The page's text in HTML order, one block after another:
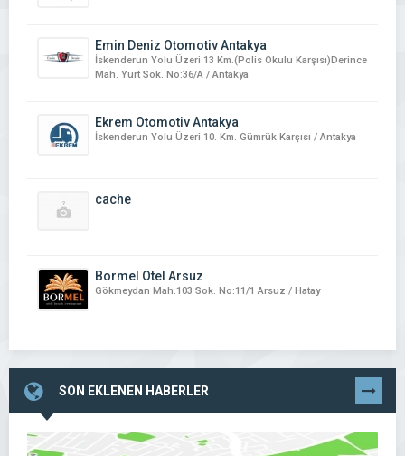
Emin Deniz Otomotiv Antakya
İskenderun Yolu Üzeri 13 Km.(Polis Okulu Karşısı)Derince
Mah. Yurt Sok. No:36/A / Antakya
Ekrem Otomotiv Antakya
İskenderun Yolu Üzeri 10. Km. Gümrük Karşısı / Antakya
cache
Bormel Otel Arsuz
Gökmeydan Mah.103 Sok. No:11/1 Arsuz / Hatay
SON EKLENEN HABERLER TÜMÜNÜ
GÖR